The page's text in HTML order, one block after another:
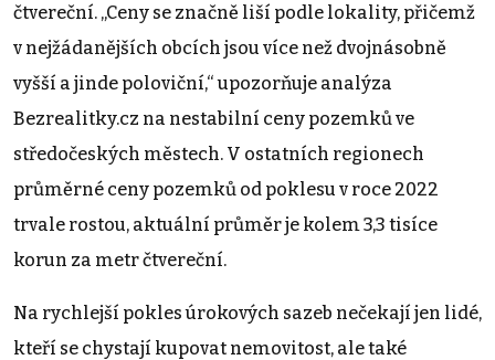
čtvereční. „Ceny se značně liší podle lokality, přičemž
v nejžádanějších obcích jsou více než dvojnásobně
vyšší a jinde poloviční,“ upozorňuje analýza
Bezrealitky.cz na nestabilní ceny pozemků ve
středočeských městech. V ostatních regionech
průměrné ceny pozemků od poklesu v roce 2022
trvale rostou, aktuální průměr je kolem 3,3 tisíce
korun za metr čtvereční.
Na rychlejší pokles úrokových sazeb nečekají jen lidé,
kteří se chystají kupovat nemovitost, ale také